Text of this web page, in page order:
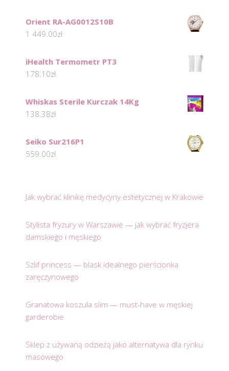
Orient RA-AG0012S10B
1 449.00zł
iHealth Termometr PT3
178.10zł
Whiskas Sterile Kurczak 14Kg
138.38zł
Seiko Sur216P1
559.00zł
Jak wybrać klinikę medycyny estetycznej w Krakowie
Stylista fryzury w Warszawie — jak wybrać fryzjera
damskiego i męskiego
Szlif princess — blask idealnego pierścionka
zaręczynowego
Granatowa koszula slim — must-have w męskiej
garderobie
Sklep z używaną odzieżą jako alternatywa dla rynku
masowego